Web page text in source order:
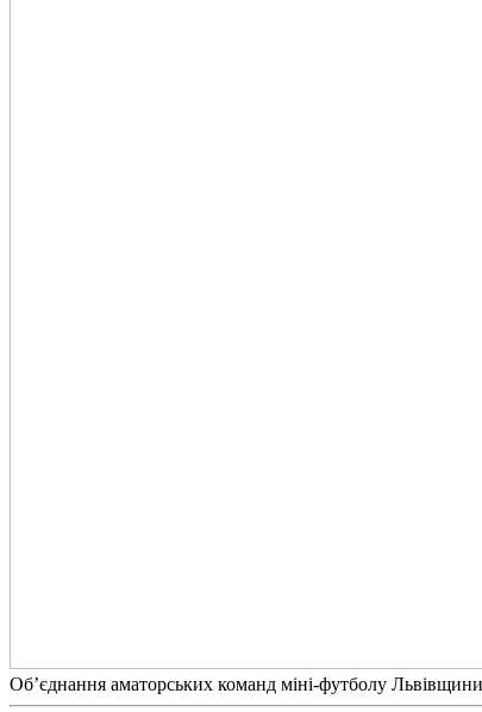
Об’єднання аматорських команд міні-футболу